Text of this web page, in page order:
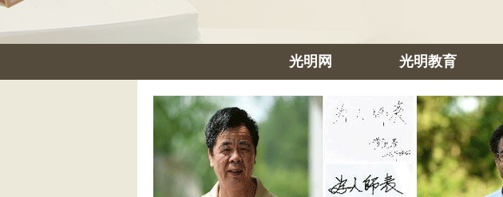
光明网 光明教育